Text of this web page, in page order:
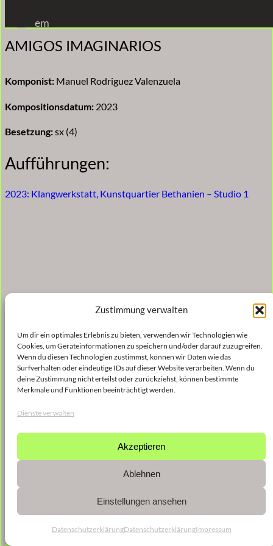
Zustimmung verwalten
Um dir ein optimales Erlebnis zu bieten, verwenden wir Technologien wie
Cookies, um Geräteinformationen zu speichern und/oder darauf zuzugreifen.
Wenn du diesen Technologien zustimmst, können wir Daten wie das
Surfverhalten oder eindeutige IDs auf dieser Website verarbeiten. Wenn du
deine Zustimmung nicht erteilst oder zurückziehst, können bestimmte
Merkmale und Funktionen beeinträchtigt werden.
Dienste verwalten
Akzeptieren
Ablehnen
Einstellungen ansehen
DatenschutzerklärungDatenschutzerklärungImpressum
Inhalt
springen
em
AMIGOS IMAGINARIOS
Komponist: Manuel Rodriguez Valenzuela
Kompositionsdatum: 2023
Besetzung:sx (4)
Aufführungen:
2023: Klangwerkstatt, Kunstquartier Bethanien – Studio 1